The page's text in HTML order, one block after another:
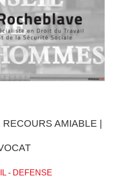
AMIABLE |
- DEFENSE